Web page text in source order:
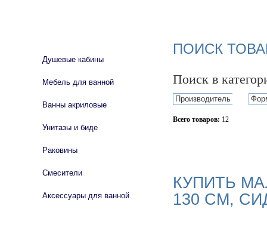
ПОИСК
Поиск в
Производитель
Всего товаров: 12
КУПИТЬ
130 СМ,
Душевые кабины
Мебель для ванной
Ванны акриловые
Унитазы и биде
Раковины
Смесители
Аксессуары для ванной